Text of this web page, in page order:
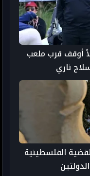
أوقف قرب ملعب
ناري
الفلسطينية